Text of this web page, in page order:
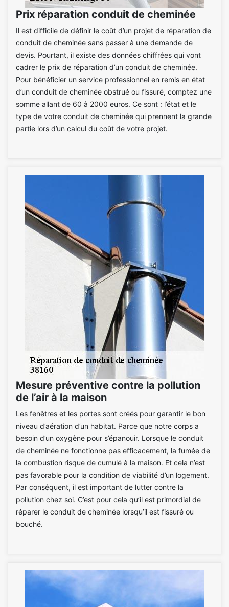
Prix réparation conduit de cheminée
Il est difficile de définir le coût d’un projet de réparation de
conduit de cheminée sans passer à une demande de
devis. Pourtant, il existe des données chiffrées qui vont
cadrer le prix de réparation d’un conduit de cheminée.
Pour bénéficier un service professionnel en remis en état
d’un conduit de cheminée obstrué ou fissuré, comptez une
somme allant de 60 à 2000 euros. Ce sont : l’état et le
type de votre conduit de cheminée qui prennent la grande
partie lors d’un calcul du coût de votre projet.
Mesure préventive contre la pollution
de l’air à la maison
Les fenêtres et les portes sont créés pour garantir le bon
niveau d’aération d’un habitat. Parce que notre corps a
besoin d’un oxygène pour s’épanouir. Lorsque le conduit
de cheminée ne fonctionne pas efficacement, la fumée de
la combustion risque de cumulé à la maison. Et cela n’est
pas favorable pour la condition de viabilité d’un logement.
Par conséquent, il est important de lutter contre la
pollution chez soi. C’est pour cela qu’il est primordial de
réparer le conduit de cheminée lorsqu’il est fissuré ou
bouché.